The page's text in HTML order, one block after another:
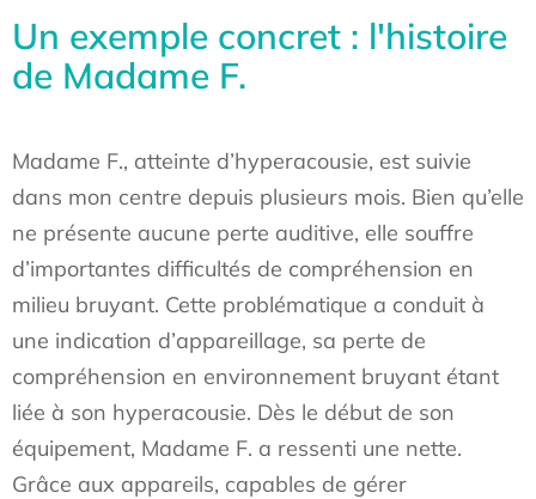
Un exemple concret : l'histoire
de Madame F.
Madame F., atteinte d’hyperacousie, est suivie
dans mon centre depuis plusieurs mois. Bien qu’elle
ne présente aucune perte auditive, elle souffre
d’importantes difficultés de compréhension en
milieu bruyant. Cette problématique a conduit à
une indication d’appareillage, sa perte de
compréhension en environnement bruyant étant
liée à son hyperacousie. Dès le début de son
équipement, Madame F. a ressenti une nette.
Grâce aux appareils, capables de gérer